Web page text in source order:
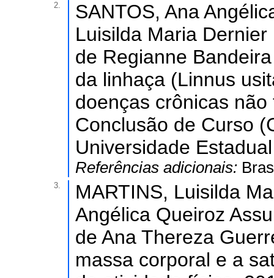
2.
SANTOS, Ana
Luisilda Maria
de Regianne
da linhaça (Linnus
doenças crônicas
Conclusão de Curso
Universidade
Referências adicionais:
3.
MARTINS, Luisilda
Angélica Queiroz
de Ana Thereza
massa corporal e a